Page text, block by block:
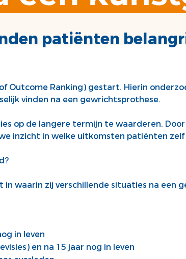
patiënten
Outcome Ranking) gestart. Hierin
vinden na een gewrichtsprothese.
op de langere termijn te waarderen.
inzicht in welke uitkomsten patiënten
in waarin zij verschillende situaties na een
in leven
en na 15 jaar nog in leven